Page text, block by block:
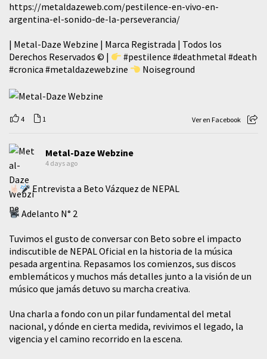
https://metaldazeweb.com/pestilence-en-vivo-en-
argentina-el-sonido-de-la-perseverancia/
| Metal-Daze Webzine | Marca Registrada | Todos los
Derechos Reservados © |
#pestilence #deathmetal #death
#cronica #metaldazewebzine Noiseground
4 1 Ver en Facebook
Metal-Daze Webzine
4 days ago
Entrevista a Beto Vázquez de NEPAL
Adelanto N° 2
Tuvimos el gusto de conversar con Beto sobre el impacto
indiscutible de NEPAL Oficial en la historia de la música
pesada argentina. Repasamos los comienzos, sus discos
emblemáticos y muchos más detalles junto a la visión de un
músico que jamás detuvo su marcha creativa.
​Una charla a fondo con un pilar fundamental del metal
nacional, y dónde en cierta medida, revivimos el legado, la
vigencia y el camino recorrido en la escena.